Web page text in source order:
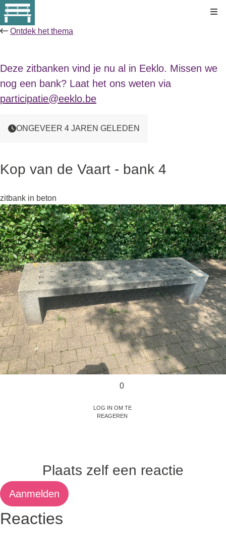
Ontdek het thema
Deze zitbanken vind je nu al in Eeklo. Missen we
nog een bank? Laat het ons weten via
participatie@eeklo.be
ONGEVEER 4 JAREN GELEDEN
Kop van de Vaart - bank 4
zitbank in beton
0
Log in om te
reageren
Plaats zelf een reactie
Aanmelden
Reacties